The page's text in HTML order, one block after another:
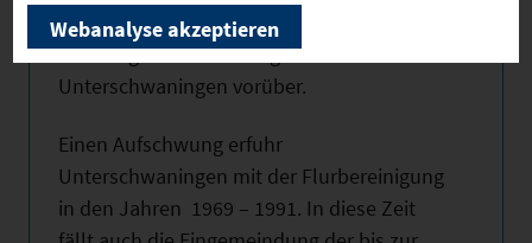
und zum größten Teil abgebrochen. Damit
war die glanzvolle Markgrafenzeit in
Unterschwaningen vorüber.
Einen Aufschwung erfuhr
Unterschwaningen mit der Flurbereinigung
in den Jahren 1969 – 1991. In diese Zeit
Webanalyse akzeptieren